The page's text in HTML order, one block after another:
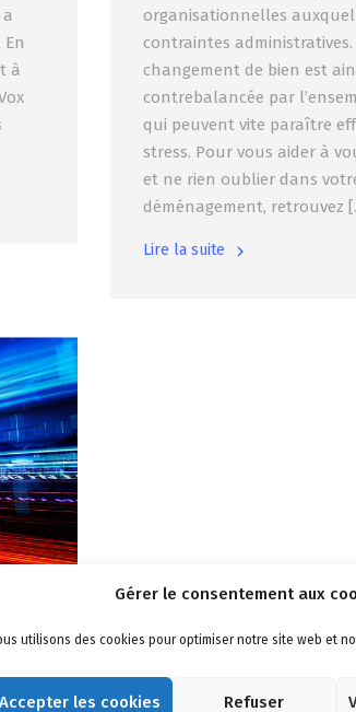
Gérer le consentement aux
utilisons des cookies pour optimiser notre site web et
Accepter les cookies Refuser
à
organisationnelles
contraintes
changement de bien est
contrebalancée par
qui peuvent vite paraître
stress. Pour vous aider à
et ne rien oublier dans
déménagement, retrouvez
Lire la suite